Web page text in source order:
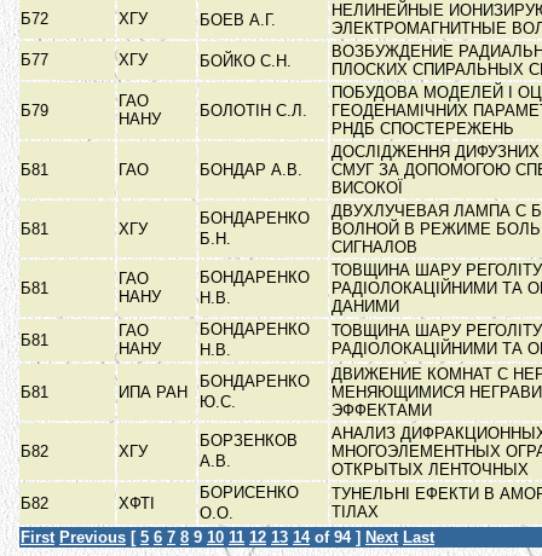
Б72
ХГУ БОЕВ А.Г.
НЕЛИНЕЙНЫЕ
ЭЛЕКТРОМАГНИТНЫЕ
Б77
ХГУ БОЙКО С.Н.
ВОЗБУЖДЕНИЕ
ПЛОСКИХ СПИРАЛЬНЫХ
Б79
ГАО
НАНУ
БОЛОТІН С.Л.
ПОБУДОВА МОДЕЛЕЙ І
ГЕОДЕНАМІЧНИХ
РНДБ СПОСТЕРЕЖЕНЬ
Б81 ГАО БОНДАР А.В.
ДОСЛІДЖЕННЯ
СМУГ ЗА ДОПОМОГОЮ
ВИСОКОЇ
Б81 ХГУ
БОНДАРЕНКО
Б.Н.
ДВУХЛУЧЕВАЯ ЛАМПА С
ВОЛНОЙ В РЕЖИМЕ
СИГНАЛОВ
Б81
ГАО
НАНУ
БОНДАРЕНКО
Н.В.
ТОВЩИНА ШАРУ
РАДІОЛОКАЦІЙНИМИ ТА
ДАНИМИ
Б81
ГАО
НАНУ
БОНДАРЕНКО
Н.В.
ТОВЩИНА ШАРУ
РАДІОЛОКАЦІЙНИМИ ТА
Б81 ИПА РАН
БОНДАРЕНКО
Ю.С.
ДВИЖЕНИЕ КОМНАТ С
МЕНЯЮЩИМИСЯ
ЭФФЕКТАМИ
Б82 ХГУ
БОРЗЕНКОВ
А.В.
АНАЛИЗ
МНОГОЭЛЕМЕНТНЫХ
ОТКРЫТЫХ ЛЕНТОЧНЫХ
Б82
ХФТІ
БОРИСЕНКО
О.О.
ТУНЕЛЬНІ ЕФЕКТИ В
ТІЛАХ
First Previous [ 5 6 7 8 9 10 11 12 13 14of 94 ] Next Last